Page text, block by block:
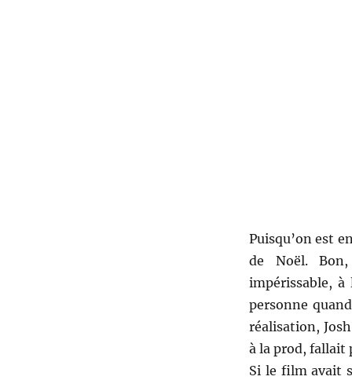
Puisqu’on est
de Noël. Bon,
impérissable,
personne
réalisation,
à la prod, fallait
Si le film avait